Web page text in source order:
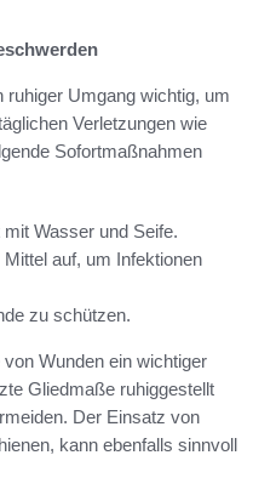
ruhiger Umgang wichtig, um
Verletzungen wie
Sofortmaßnahmen
Wasser und Seife.
auf, um Infektionen
zu schützen.
Wunden ein wichtiger
Gliedmaße ruhiggestellt
Der Einsatz von
kann ebenfalls sinnvoll